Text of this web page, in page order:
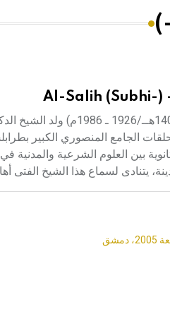
العربية تطلق موسوعات جديدة في عام 2026)
Al-Salih (Subhi-)
الجامع المنصوري الكبير
بين العلوم الشرعية
يتنادى لسماع هذا الشيخ